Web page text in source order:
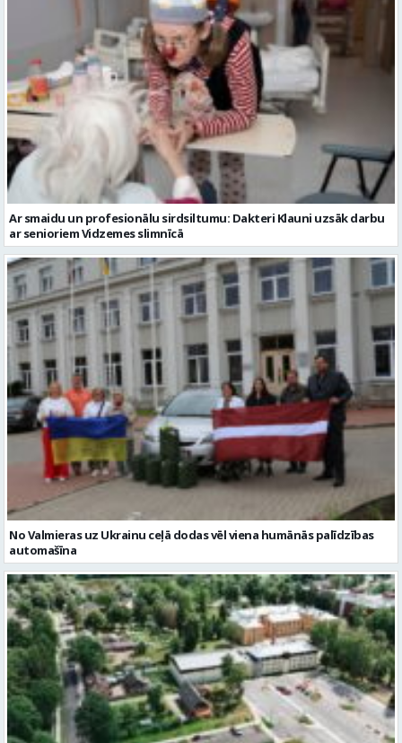
Ar smaidu un profesionālu sirdsiltumu: Dakteri Klauni uzsāk darbu
ar senioriem Vidzemes slimnīcā
No Valmieras uz Ukrainu ceļā dodas vēl viena humānās palīdzības
automašīna